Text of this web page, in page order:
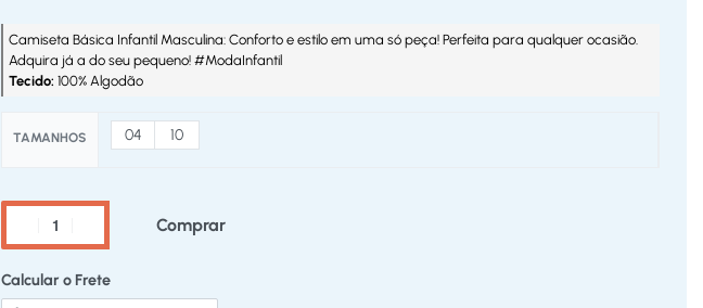
Camiseta Básica Infantil Masculina: Conforto e estilo em uma só peça! Perfeita para qualquer ocasião.
Adquira já a do seu pequeno! #ModaInfantil
Tecido: 100% Algodão
TAMANHOS 04 10
Comprar
Calcular o Frete